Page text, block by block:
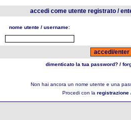
accedi come utente registrato /
nome utente / username:
dimenticato la tua password? /
Non hai ancora un nome utente e una
Procedi con la registrazione